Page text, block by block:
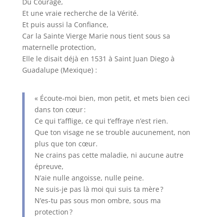
Et une vraie recherche de la Vérité.
Et puis aussi la Confiance,
Car la Sainte Vierge Marie nous tient sous sa
maternelle protection,
Elle le disait déjà en 1531 à Saint Juan Diego à
Guadalupe (Mexique) :
« Écoute-moi bien, mon petit, et mets bien ceci
dans ton cœur :
Ce qui t’afflige, ce qui t’effraye n’est rien.
Que ton visage ne se trouble aucunement, non
plus que ton cœur.
Ne crains pas cette maladie, ni aucune autre
épreuve,
N’aie nulle angoisse, nulle peine.
Ne suis-je pas là moi qui suis ta mère ?
N’es-tu pas sous mon ombre, sous ma
protection ?